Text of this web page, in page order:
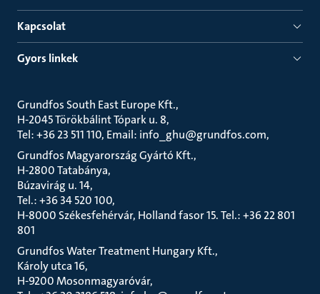
Kapcsolat
Gyors linkek
Grundfos South East Europe Kft.
H-2045 Törökbálint Tópark u. 8
Tel: +36 23 511 110, Email: info_ghu@grundfos.com
Grundfos Magyarország Gyártó Kft.
H-2800 Tatabánya
Búzavirág u. 14
Tel.: +36 34 520 100
H-8000 Székesfehérvár, Holland fasor 15. Tel.: +36 22 801
801
Grundfos Water Treatment Hungary Kft.
Károly utca 16
H-9200 Mosonmagyaróvár